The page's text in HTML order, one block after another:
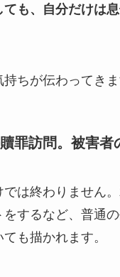
も、自分だけは
ちが伝わってきま
罪訪問。被害者
は終わりません
をするなど、普通
も描かれます。